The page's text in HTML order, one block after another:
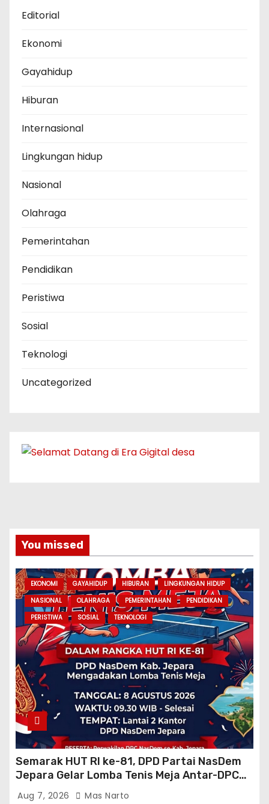
Editorial
Ekonomi
Gayahidup
Hiburan
Internasional
Lingkungan hidup
Nasional
Olahraga
Pemerintahan
Pendidikan
Peristiwa
Sosial
Teknologi
Uncategorized
You missed
EKONOMI GAYAHIDUP HIBURAN
LINGKUNGAN HIDUP
NASIONAL
OLAHRAGA PEMERINTAHAN
PENDIDIKAN
PERISTIWA
SOSIAL TEKNOLOGI
Semarak HUT RI ke-81, DPD Partai NasDem
Jepara Gelar Lomba Tenis Meja Antar-DPC
Se-Kabupaten
Aug 7, 2026 Mas Narto